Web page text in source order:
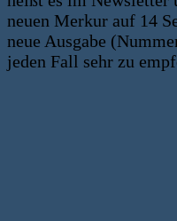
neuen Merkur auf 14
neue Ausgabe
jeden Fall sehr zu